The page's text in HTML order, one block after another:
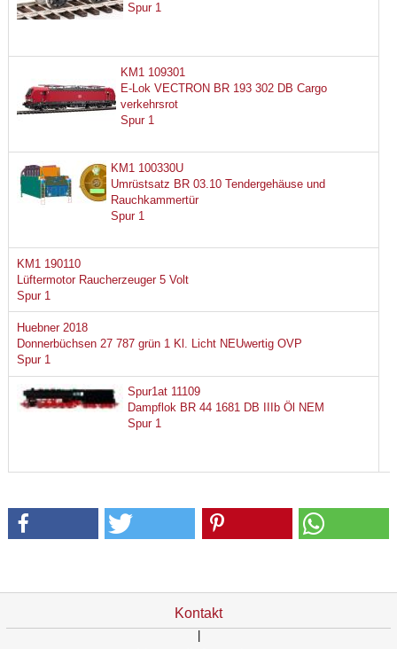
Spur 1
KM1 109301
E-Lok VECTRON BR 193 302 DB Cargo
verkehrsrot
Spur 1
KM1 100330U
Umrüstsatz BR 03.10 Tendergehäuse und
Rauchkammertür
Spur 1
KM1 190110
Lüftermotor Raucherzeuger 5 Volt
Spur 1
Huebner 2018
Donnerbüchsen 27 787 grün 1 Kl. Licht NEUwertig OVP
Spur 1
Spur1at 11109
Dampflok BR 44 1681 DB IIIb Öl NEM
Spur 1
Kontakt